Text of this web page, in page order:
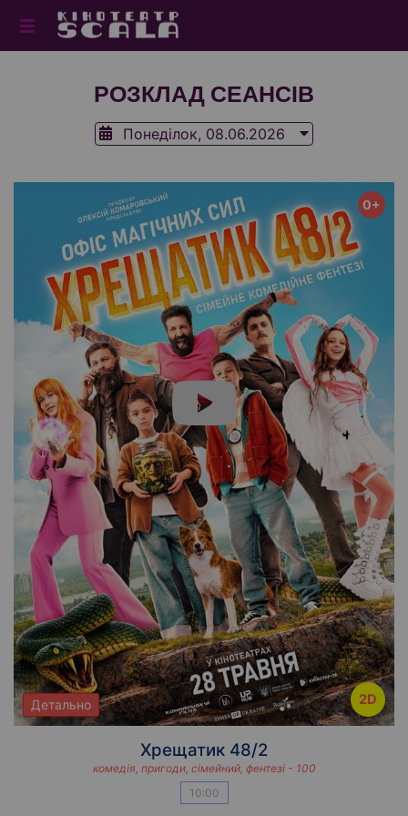
РОЗКЛАД СЕАНСІВ
Понеділок, 08.06.2026
2D
0+
Детально
Хрещатик 48/2
комедія, пригоди, сімейний, фентезі - 100
10:00